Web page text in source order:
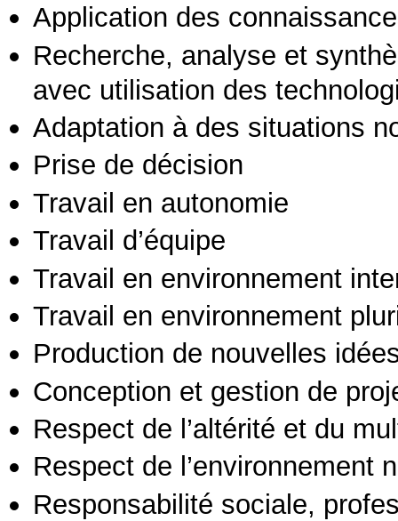
Application des
Recherche, analyse et
avec utilisation des
Adaptation à des situations
Prise de décision
Travail en autonomie
Travail d’équipe
Travail en environnement
Travail en environnement
Production de nouvelles
Conception et gestion de
Respect de l’altérité et du
Respect de l’environnement
Responsabilité sociale,